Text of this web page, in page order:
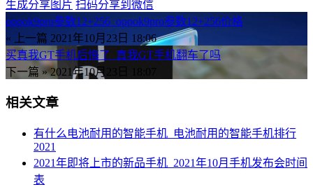
生成分享图片 扫码分享到微信
oppok9pro参数12+256_oppok9pro参数12+256价格
« 上一篇 2021年10月23日 18:06
买真我GT手机后悔了_真我GT手机翻车了吗
下一篇 » 2021年10月23日 18:07
相关文章
有什么电池耐用的智能手机_电池耐用的智能手机排行
2021
2021年即将上市的新品手机_2021年10月手机发布会时间
表